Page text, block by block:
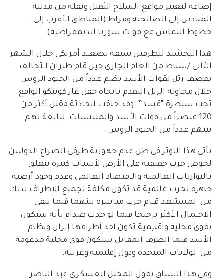
إضافة لتغيير مواقع السلاح الثقيل ونقله من مدينة
الميادين إلى الصالحية ومراط (المناطق الأقرب إلى
خطوط التماس مع قوات سوريا الديمقراطية).
هذا التحشيد للطرفين سبقه تصعيد أمريكي خلال الشهر
الثاني /شباط من العام الجاري حين قام طيران التحالف
بقصف رتل لقوات الأسد يضم عدداً من الجنود الروس
خلال محاولة الرتل التقدم باتجاه حقل غاز كونيكو الواقع
تحت سيطرة “قسد” وقد خلفت الحادثة مقتل أكثر من
120 عنصراً من قوات الأسد والمليشيات التابعة لهم
بينهم عدداً من الجنود الروس .
يأتي هذا التوتر في ظل عدم جهوزية طرفي الصراع الدوليين
لخوض حرب حقيقية على الأرض لأسباب كثيرة تتعلق
بالتوازنات العالمية والاقتصاد العالمي وعدم وجود أرضية
جاهزة لحرب عالمية قد تكون مكلفة لجميع الاطراف لذلك
من المستبعد قيام حرب مباشرة بينهما فيما يبقى
الاحتمال الأكثر ترجيحا فيما لو حدث صدام بأنه سيكون
بقوى محلية واقليمية تكون احد أطرافها إيران ونظام
الأسد فيما الطرف المقابل سيكون قوى محلية مدعومة
من الولايات المتحدة ودول إقليمية وعربية.
وفي هذا السياق يقول المحلل العسكري عبد الناصر